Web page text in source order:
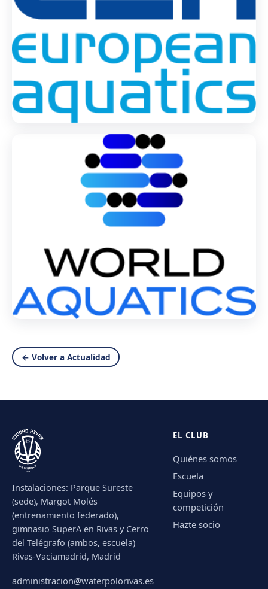
← Volver a Actualidad
Instalaciones: Parque Sureste
(sede), Margot Molés
(entrenamiento federado),
gimnasio SuperA en Rivas y Cerro
del Telégrafo (ambos, escuela)
Rivas-Vaciamadrid, Madrid
administracion@waterpolorivas.es
EL CLUB
Quiénes somos
Escuela
Equipos y
competición
Hazte socio